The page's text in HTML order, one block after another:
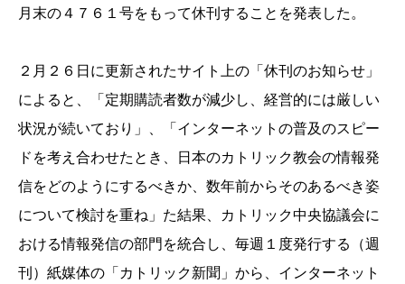
月末の４７６１号をもって休刊することを発表した。
２月２６日に更新されたサイト上の「休刊のお知らせ」
によると、「定期購読者数が減少し、経営的には厳しい
状況が続いており」、「インターネットの普及のスピー
ドを考え合わせたとき、日本のカトリック教会の情報発
信をどのようにするべきか、数年前からそのあるべき姿
について検討を重ね」た結果、カトリック中央協議会に
おける情報発信の部門を統合し、毎週１度発行する（週
刊）紙媒体の「カトリック新聞」から、インターネット